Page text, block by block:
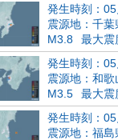
発生時刻：
震源地：千葉
M3.8
最大震
発生時刻：
震源地：和歌
M3.5
最大震
発生時刻：
震源地：福島